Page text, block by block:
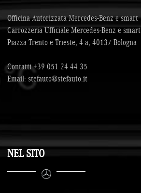
Officina Autorizzata Mercedes-Benz e smart
Carrozzeria Ufficiale Mercedes-Benz e smart
Piazza Trento e Trieste, 4 a, 40137 Bologna
Contatti+39 051 24 44 35
Email: stefauto@stefauto.it
NEL SITO